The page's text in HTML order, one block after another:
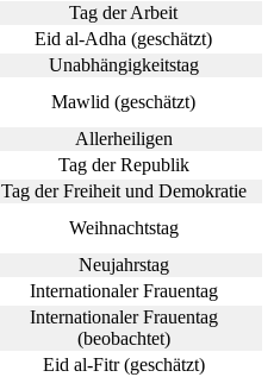
Tag der Arbeit
Eid al-Adha (geschätzt)
Unabhängigkeitstag
Mawlid (geschätzt)
Allerheiligen
Tag der Republik
Tag der Freiheit und Demokratie
Weihnachtstag
Neujahrstag
Internationaler Frauentag
Internationaler Frauentag
(beobachtet)
Eid al-Fitr (geschätzt)